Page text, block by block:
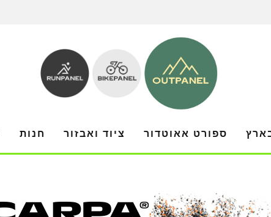
ספורט אאוטדור ציוד ואבזור חנות